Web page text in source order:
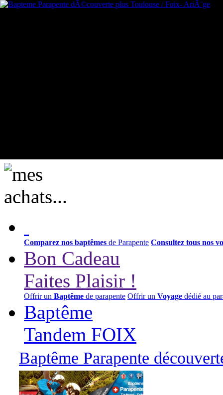
Comparez nos baptêmes de Parapente Consultez tous nos
Bon Cadeau
Faites Plaisir !
Offrir un Baptême de parapente Offrir un Voyage dédié au
Baptême
Tandem FOIX
Baptême Parapente